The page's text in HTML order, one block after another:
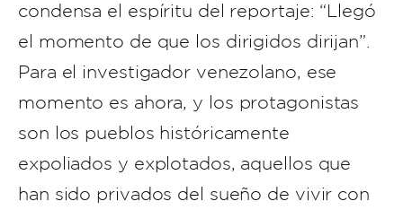
condensa el espíritu del reportaje: “Llegó
el momento de que los dirigidos dirijan”.
Para el investigador venezolano, ese
momento es ahora, y los protagonistas
son los pueblos históricamente
expoliados y explotados, aquellos que
han sido privados del sueño de vivir con